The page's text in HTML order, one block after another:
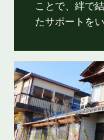
ことで、絆で
たサポートを